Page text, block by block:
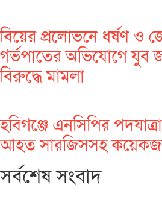
বিয়ের প্রলোভনে ধর্ষণ ও
গর্ভপাতের অভিযোগে যুব
বিরুদ্ধে মামলা
হবিগঞ্জে এনসিপির
আহত সারজিসসহ
সর্বশেষ সংবাদ